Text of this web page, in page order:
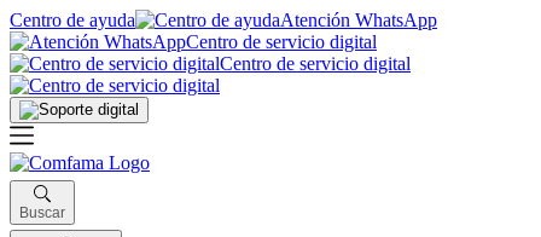
Centro de ayuda
Atención WhatsApp
Centro de servicio digital
Centro de servicio digital
Buscar